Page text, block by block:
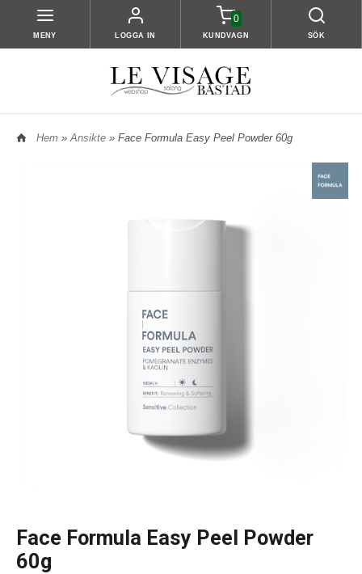
MENY LOGGA IN
0
KUNDVAGN SÖK
Hem » Ansikte » Face Formula Easy Peel Powder 60g
Face Formula Easy Peel Powder
60g